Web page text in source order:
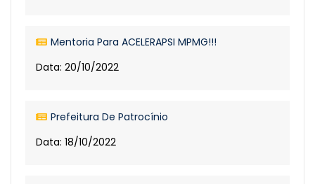
Mentoria Para ACELERAPSI MPMG!!!
Data: 20/10/2022
Prefeitura De Patrocínio
Data: 18/10/2022